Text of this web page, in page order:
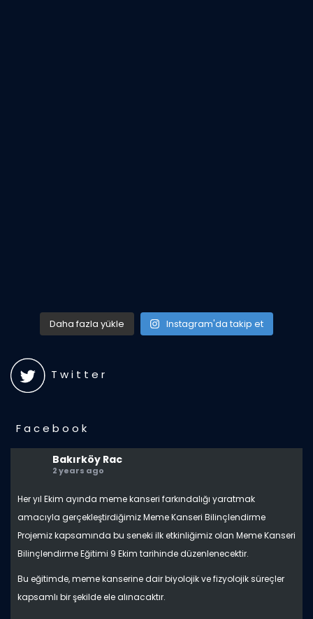
Daha fazla yükle Instagram'da takip et
T w i t t e r
F a c e b o o k
Bakırköy Rac
2 years ago
Her yıl Ekim ayında meme kanseri farkındalığı yaratmak
amacıyla gerçekleştirdiğimiz Meme Kanseri Bilinçlendirme
Projemiz kapsamında bu seneki ilk etkinliğimiz olan Meme Kanseri
Bilinçlendirme Eğitimi 9 Ekim tarihinde düzenlenecektir.
Bu eğitimde, meme kanserine dair biyolojik ve fizyolojik süreçler
kapsamlı bir şekilde ele alınacaktır.